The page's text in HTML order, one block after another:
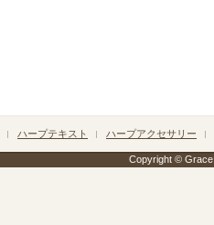
ハープテキスト ハープアクセサリー
Copyright © Grace